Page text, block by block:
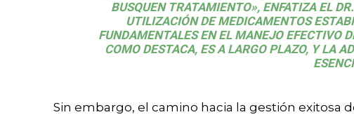
BUSQUEN TRATAMIENTO», ENFATIZA EL
UTILIZACIÓN DE MEDICAMENTOS
FUNDAMENTALES EN EL MANEJO EFECTIVO
COMO DESTACA, ES A LARGO PLAZO, Y LA
Sin embargo, el camino hacia la gestión exitosa